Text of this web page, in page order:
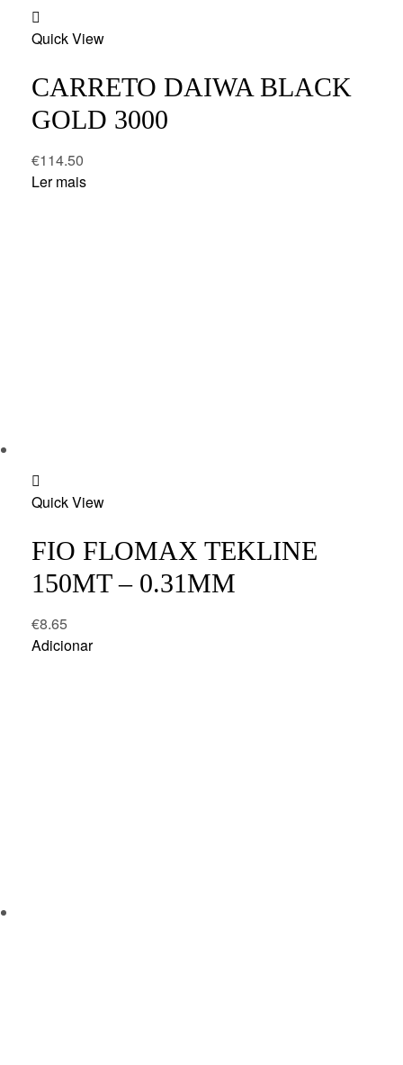
to
Quick View
CARRETO DAIWA BLACK
GOLD 3000
€114.50
Ler mais
to
Quick View
FIO FLOMAX TEKLINE
150MT – 0.31MM
€8.65
Adicionar